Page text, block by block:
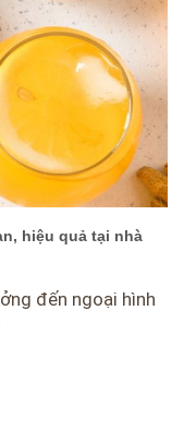
hiệu quả tại nhà
đến ngoại hình